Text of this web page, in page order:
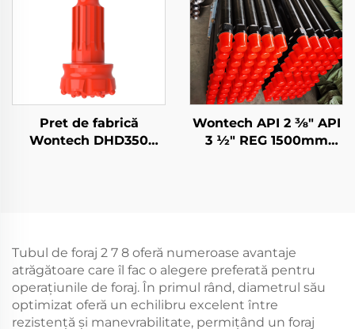
Pret de fabrică
Wontech DHD350
Wontech API 2 3⁄8" API
3 1⁄2" REG 1500mm
Tubul de foraj 2 7 8 oferă numeroase avantaje
atrăgătoare care îl fac o alegere preferată pentru
operațiunile de foraj. În primul rând, diametrul său
optimizat oferă un echilibru excelent între
rezistență și manevrabilitate, permițând un foraj